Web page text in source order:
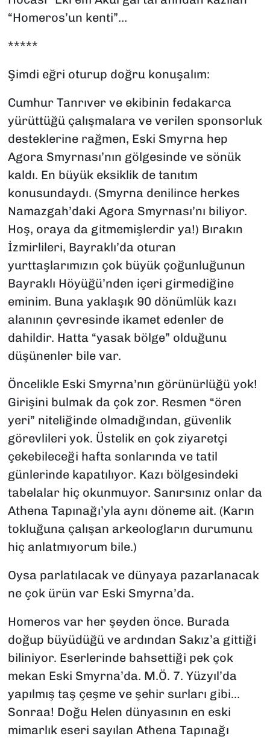
“Homeros’un kenti”…
*****
Şimdi eğri oturup doğru konuşalım:
Cumhur Tanrıver ve ekibinin fedakarca
yürüttüğü çalışmalara ve verilen sponsorluk
desteklerine rağmen, Eski Smyrna hep
Agora Smyrnası’nın gölgesinde ve sönük
kaldı. En büyük eksiklik de tanıtım
konusundaydı. (Smyrna denilince herkes
Namazgah’daki Agora Smyrnası’nı biliyor.
Hoş, oraya da gitmemişlerdir ya!) Bırakın
İzmirlileri, Bayraklı’da oturan
yurttaşlarımızın çok büyük çoğunluğunun
Bayraklı Höyüğü’nden içeri girmediğine
eminim. Buna yaklaşık 90 dönümlük kazı
alanının çevresinde ikamet edenler de
dahildir. Hatta “yasak bölge” olduğunu
düşünenler bile var.
Öncelikle Eski Smyrna’nın görünürlüğü yok!
Girişini bulmak da çok zor. Resmen “ören
yeri” niteliğinde olmadığından, güvenlik
görevlileri yok. Üstelik en çok ziyaretçi
çekebileceği hafta sonlarında ve tatil
günlerinde kapatılıyor. Kazı bölgesindeki
tabelalar hiç okunmuyor. Sanırsınız onlar da
Athena Tapınağı’yla aynı döneme ait. (Karın
tokluğuna çalışan arkeologların durumunu
hiç anlatmıyorum bile.)
Oysa parlatılacak ve dünyaya pazarlanacak
ne çok ürün var Eski Smyrna’da.
Homeros var her şeyden önce. Burada
doğup büyüdüğü ve ardından Sakız’a gittiği
biliniyor. Eserlerinde bahsettiği pek çok
mekan Eski Smyrna’da. M.Ö. 7. Yüzyıl’da
yapılmış taş çeşme ve şehir surları gibi…
Sonraa! Doğu Helen dünyasının en eski
mimarlık eseri sayılan Athena Tapınağı